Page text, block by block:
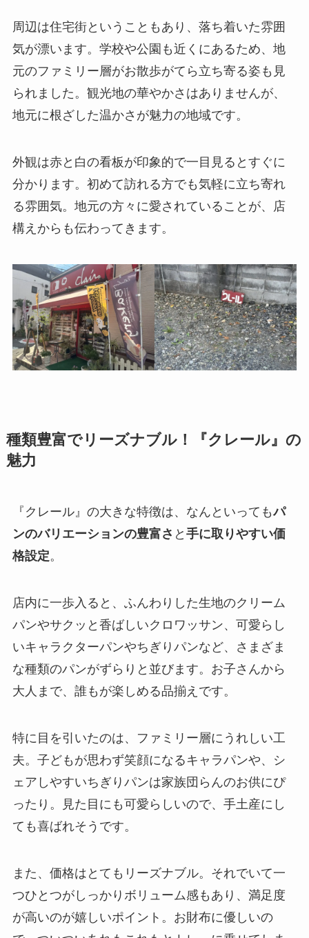
周辺は住宅街ということもあり、落ち着いた雰囲
気が漂います。学校や公園も近くにあるため、地
元のファミリー層がお散歩がてら立ち寄る姿も見
られました。観光地の華やかさはありませんが、
地元に根ざした温かさが魅力の地域です。
外観は赤と白の看板が印象的で一目見るとすぐに
分かります。初めて訪れる方でも気軽に立ち寄れ
る雰囲気。地元の方々に愛されていることが、店
構えからも伝わってきます。
種類豊富でリーズナブル！『クレール』の
魅力
『クレール』の大きな特徴は、なんといってもパ
ンのバリエーションの豊富さ と 手に取りやすい価
格設定。
店内に一歩入ると、ふんわりした生地のクリーム
パンやサクッと香ばしいクロワッサン、可愛らし
いキャラクターパンやちぎりパンなど、さまざま
な種類のパンがずらりと並びます。お子さんから
大人まで、誰もが楽しめる品揃えです。
特に目を引いたのは、ファミリー層にうれしい工
夫。子どもが思わず笑顔になるキャラパンや、シ
ェアしやすいちぎりパンは家族団らんのお供にぴ
ったり。見た目にも可愛らしいので、手土産にし
ても喜ばれそうです。
また、価格はとてもリーズナブル。それでいて一
つひとつがしっかりボリューム感もあり、満足度
が高いのが嬉しいポイント。お財布に優しいの